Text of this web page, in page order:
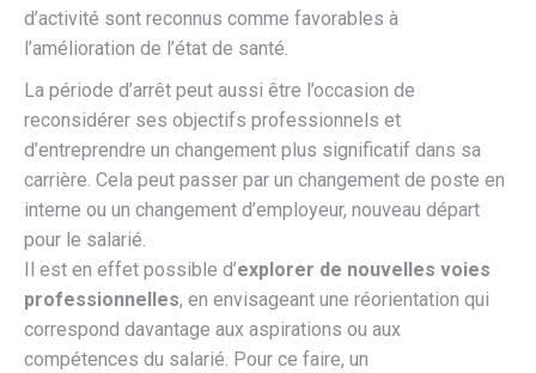
d’activité sont reconnus comme favorables à
l’amélioration de l’état de santé.
La période d’arrêt peut aussi être l’occasion de
reconsidérer ses objectifs professionnels et
d’entreprendre un changement plus significatif dans sa
carrière. Cela peut passer par un changement de poste en
interne ou un changement d’employeur, nouveau départ
pour le salarié.
Il est en effet possible d’explorer de nouvelles voies
professionnelles, en envisageant une réorientation qui
correspond davantage aux aspirations ou aux
compétences du salarié. Pour ce faire, un